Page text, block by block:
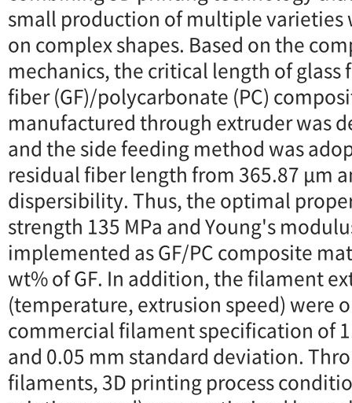
small production of multiple
on complex shapes. Based on the
mechanics, the critical length of glass
fiber (GF)/polycarbonate (PC)
manufactured through extruder was
and the side feeding method was
residual fiber length from 365.87 μm
dispersibility. Thus, the optimal
strength 135 MPa and Young's
implemented as GF/PC composite
wt% of GF. In addition, the filament
(temperature, extrusion speed) were
commercial filament specification of
and 0.05 mm standard deviation.
filaments, 3D printing process